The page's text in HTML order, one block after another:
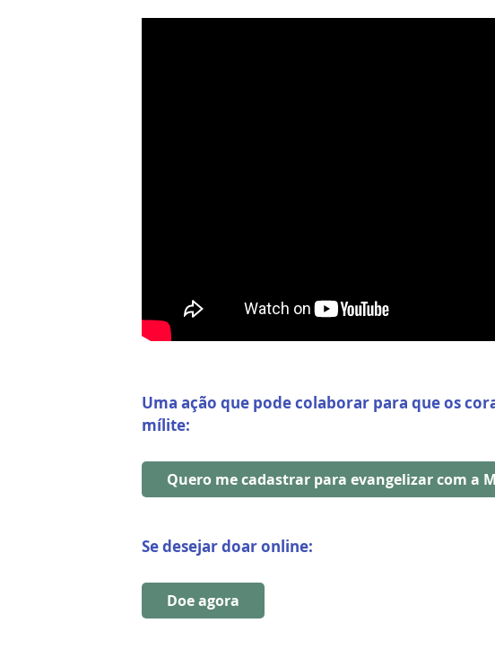
Uma ação que pode colaborar para que os
mílite:
Quero me cadastrar para evangelizar com a
Se desejar doar online:
Doe agora